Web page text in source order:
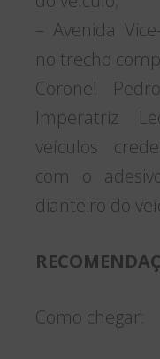
– Avenida
no trecho
Coronel
Imperatriz
veículos
com o
dianteiro do
Como chegar: